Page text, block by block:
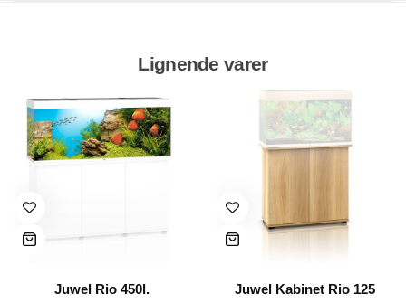
Lignende varer
Juwel Rio 450l. Juwel Kabinet Rio 125